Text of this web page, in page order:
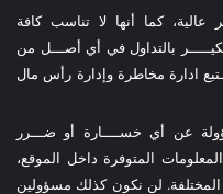
كما أنها لا تناسب كافة
بالتداول في أي أصـــل من
ادارة مخاطرة وإدارة رأس مال
عن أي خســــارة أو ضـــرر
المتوفرة داخل الموقع،
المختلفة. لن نكون كذلك مسؤولين